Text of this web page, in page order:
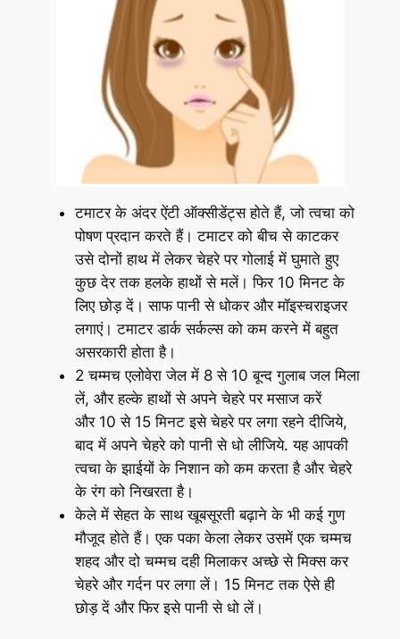
टमाटर के अंदर ऐंटी ऑक्सीडेंट्स होते हैं, जो त्वचा को
पोषण प्रदान करते हैं। टमाटर को बीच से काटकर
उसे दोनों हाथ में लेकर चेहरे पर गोलाई में घुमाते हुए
कुछ देर तक हलके हाथों से मलें। फिर 10 मिनट के
लिए छोड़ दें। साफ पानी से धोकर और मॉइस्चराइजर
लगाएं। टमाटर डार्क सर्कल्‍स को कम करने में बहुत
असरकारी होता है।
2 चम्मच एलोवेरा जेल में 8 से 10 बून्द गुलाब जल मिला
लें, और हल्के हाथों से अपने चेहरे पर मसाज करें
और 10 से 15 मिनट इसे चेहरे पर लगा रहने दीजिये,
बाद में अपने चेहरे को पानी से धो लीजिये. यह आपकी
त्वचा के झाईयों के निशान को कम करता है और चेहरे
के रंग को निखरता है।
केले में सेहत के साथ खूबसूरती बढ़ाने के भी कई गुण
मौजूद होते हैं। एक पका केला लेकर उसमें एक चम्‍मच
शहद और दो चम्‍मच दही मिलाकर अच्छे से मिक्‍स कर
चेहरे और गर्दन पर लगा लें। 15 मिनट तक ऐसे ही
छोड़ दें और फिर इसे पानी से धो लें।